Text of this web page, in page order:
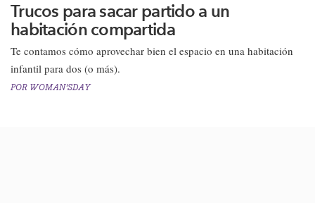
Trucos para sacar partido a un
habitación compartida
Te contamos cómo aprovechar bien el espacio en una habitación
infantil para dos (o más).​
POR WOMAN'SDAY